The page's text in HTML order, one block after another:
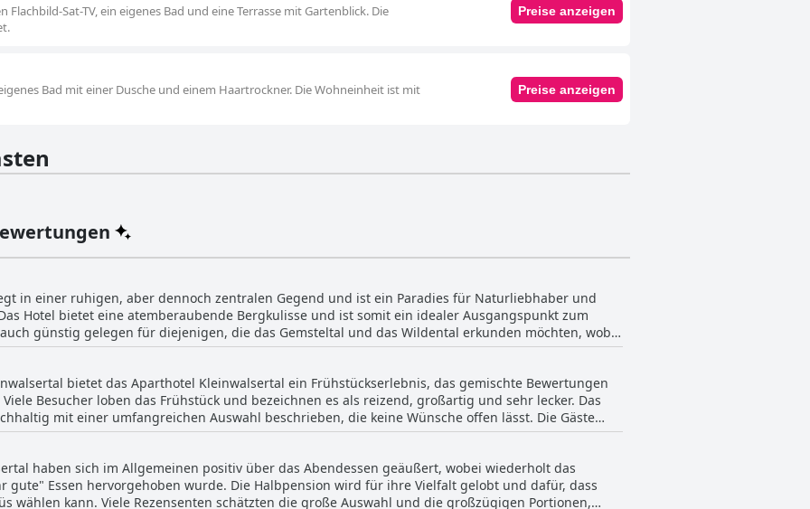
Sat-TV, ein eigenes Bad und eine Terrasse mit Gartenblick. Die
Preise anzeigen
Bad mit einer Dusche und einem Haartrockner. Die Wohneinheit ist mit
Preise anzeigen
in einer ruhigen, aber dennoch zentralen Gegend und ist ein Paradies für Naturliebhaber und
Hotel bietet eine atemberaubende Bergkulisse und ist somit ein idealer Ausgangspunkt zum
günstig gelegen für diejenigen, die das Gemsteltal und das Wildental erkunden möchten, wobei
sicherstellt, dass Sie Ihr Auto stehen lassen können. Die Gäste loben häufig die makellosen Zimmer,
Personal. Für Skifahrer ist die Nähe des Hotels zum Skibus und zu den
die Entfernung zu den Skipisten von einigen als leichte Unannehmlichkeit empfunden wurde.
Busverbindungen zu verschiedenen Skigebieten es zu einer praktischen Wahl für
in unmittelbarer Nähe. Insgesamt bietet das Aparthotel Kleinwalsertal eine fantastische Basis für
alpinen Umgebung.
bietet das Aparthotel Kleinwalsertal ein Frühstückserlebnis, das gemischte Bewertungen
Besucher loben das Frühstück und bezeichnen es als reizend, großartig und sehr lecker. Das
mit einer umfangreichen Auswahl beschrieben, die keine Wünsche offen lässt. Die Gäste
merken an, dass das Morgenbuffet eine große Auswahl bietet, sodass jeder etwas nach seinem
finden. Für diejenigen, die sich für Halbpension entschieden haben, wurde das Frühstück als
Abendessenangeboten. Es ist jedoch erwähnenswert, dass einige Gäste das
nicht immer ihren Erwartungen entsprach. Einige erwähnten, dass die Präsentation etwas
haben sich im Allgemeinen positiv über das Abendessen geäußert, wobei wiederholt das
gute" Essen hervorgehoben wurde. Die Halbpension wird für ihre Vielfalt gelobt und dafür, dass
wählen kann. Viele Rezensenten schätzten die große Auswahl und die großzügigen Portionen,